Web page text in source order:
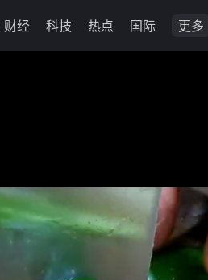
财经 科技 热点 国际 更多